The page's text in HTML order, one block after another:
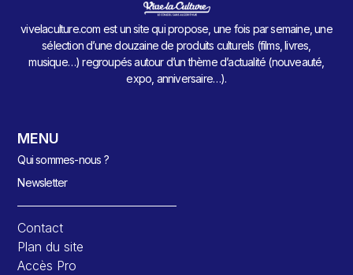
vivelaculture.com est un site qui propose, une fois par semaine, une
sélection d’une douzaine de produits culturels (films, livres,
musique…) regroupés autour d’un thème d’actualité (nouveauté,
expo, anniversaire…).
MENU
Qui sommes-nous ?
Newsletter
Contact
Plan du site
Accès Pro